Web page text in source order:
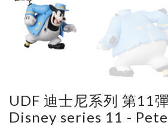
UDF 迪士尼系列 第11
Disney series 11 - Pete